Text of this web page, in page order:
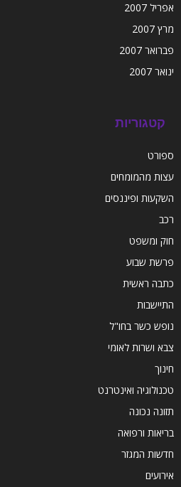
אפריל 2007
מרץ 2007
פברואר 2007
ינואר 2007
קטגוריות
ספורט
עצות מהמומחים
השקעות ופיננסים
רכב
חוק ומשפט
פרשת שבוע
כתבה ראשית
התיישבות
נופש כשר בחו"ל
צבא ושרות לאומי
חינוך
טכנולוגיה ואינטרנט
תזונה נכונה
בריאות ורפואה
חדשות המגזר
אירועים